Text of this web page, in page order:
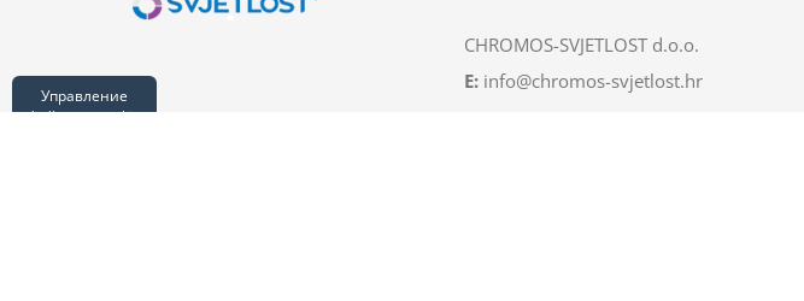
CHROMOS-SVJETLOST d.o.o.
E: info@chromos-svjetlost.hr
Управление
файлами cookie